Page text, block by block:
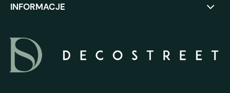
INFORMACJE